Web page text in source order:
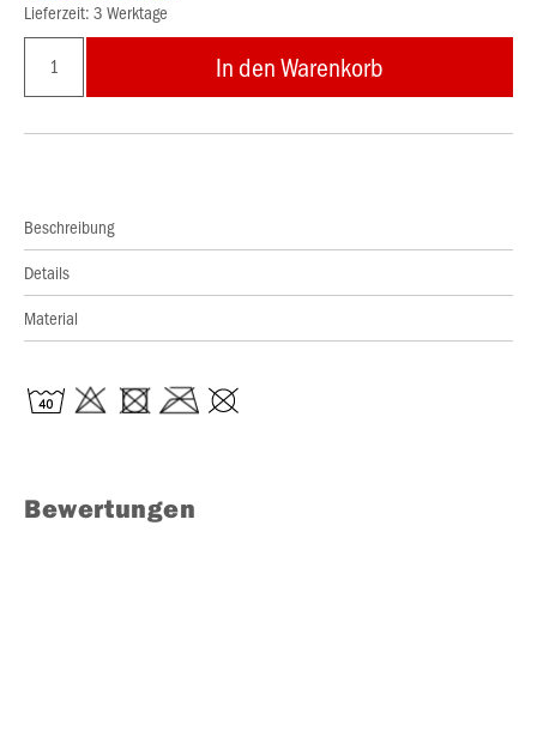
Lieferzeit: 3 Werktage
In den Warenkorb
Beschreibung
Details
Material
Bewertungen